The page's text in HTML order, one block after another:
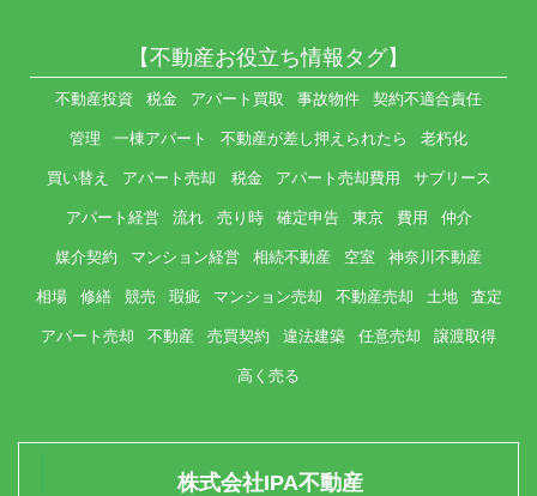
【不動産お役立ち情報タグ】
不動産投資 税金 アパート買取 事故物件 契約不適合責任
管理 一棟アパート 不動産が差し押えられたら 老朽化
買い替え アパート売却 税金 アパート売却費用 サブリース
アパート経営 流れ 売り時 確定申告 東京 費用 仲介
媒介契約 マンション経営 相続不動産 空室 神奈川不動産
相場 修繕 競売 瑕疵 マンション売却 不動産売却 土地 査定
アパート売却 不動産 売買契約 違法建築 任意売却 譲渡取得
高く売る
株式会社IPA不動産